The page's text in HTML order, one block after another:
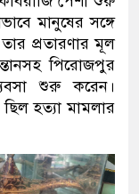
মানুষের সঙ্গে
প্রতারণার মূল
পিরোজপুর
শুরু করেন।
হত্যা মামলার